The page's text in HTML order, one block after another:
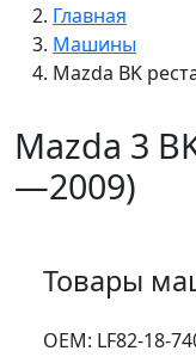
Главная
Машины
Mazda BK
Mazda 3
—2009)
Товары
ОЕМ: LF82-18-